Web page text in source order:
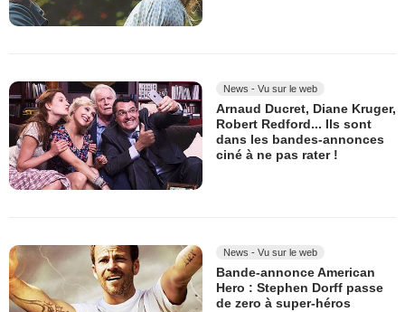
News - Vu sur le web
Arnaud Ducret, Diane Kruger,
Robert Redford... Ils sont
dans les bandes-annonces
ciné à ne pas rater !
News - Vu sur le web
Bande-annonce American
Hero : Stephen Dorff passe
de zero à super-héros